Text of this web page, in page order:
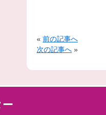
« 前の記事へ
次の記事へ »
ー